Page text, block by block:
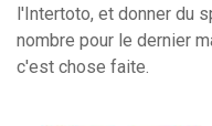
l'Intertoto, et donner du
nombre pour le dernier
c'est chose faite.